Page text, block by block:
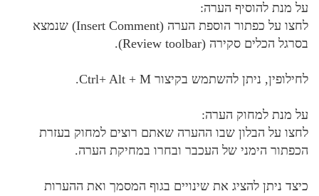
על מנת להוסיף הערה:
לחצו על כפתור הוספת הערה (Insert Comment) שנמצא
בסרגל הכלים סקירה (Review toolbar).
לחילופין, ניתן להשתמש בקיצור Ctrl+ Alt + M.
על מנת למחוק הערה:
לחצו על הבלון שבו ההערה שאתם רוצים למחוק בעזרת
הכפתור הימני של העכבר ובחרו במחיקת הערה.
כיצד ניתן להציג את שינויים בגוף המסמך ואת ההערות